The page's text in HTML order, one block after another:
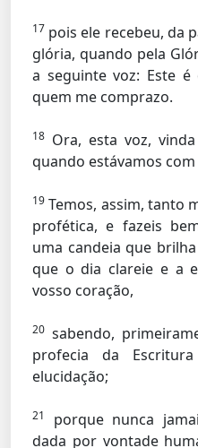
17 pois ele recebeu, da
glória, quando pela
a seguinte voz: Este
quem me comprazo.
18 Ora, esta voz,
quando estávamos
19 Temos, assim, tanto
profética, e fazeis
uma candeia que
que o dia clareie e a
vosso coração,
20 sabendo,
profecia da
elucidação;
21
porque nunca
dada por vontade